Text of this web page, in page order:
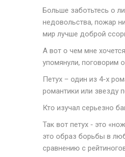
Больше заботьтесь о
недовольства, пожар
мир лучше доброй
А вот о чем мне
упомянули, поговорим
Петух – один из 4-х
романтики или звезду
Кто изучал серьезно
Так вот петух - это
это образ борьбы в
сравнению с